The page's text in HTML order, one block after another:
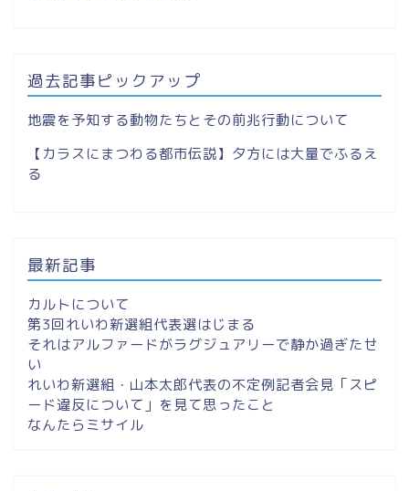
過去記事ピックアップ
地震を予知する動物たちとその前兆行動について
【カラスにまつわる都市伝説】夕方には大量でふるえ
る
最新記事
カルトについて
第3回れいわ新選組代表選はじまる
それはアルファードがラグジュアリーで静か過ぎたせ
い
れいわ新選組・山本太郎代表の不定例記者会見「スピ
ード違反について」を見て思ったこと
なんたらミサイル